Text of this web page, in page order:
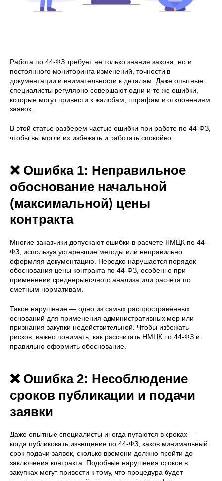
Работа по 44-ФЗ требует не только знания закона, но и
постоянного мониторинга изменений, точности в
документации и внимательности к деталям. Даже опытные
специалисты регулярно совершают одни и те же ошибки,
которые могут привести к жалобам, штрафам и отклонениям
заявок.
В этой статье разберем частые ошибки при работе по 44-ФЗ,
чтобы вы могли их избежать и работать спокойно.
❌ Ошибка 1: Неправильное
обоснование начальной
(максимальной) цены
контракта
Многие заказчики допускают ошибки в расчете НМЦК по 44-
ФЗ, используя устаревшие методы или неправильно
оформляя документацию. Нередко нарушается порядок
обоснования цены контракта по 44-ФЗ, особенно при
применении среднерыночного анализа или расчёта по
сметным нормативам.
Такое нарушение — одно из самых распространённых
оснований для применения административных мер или
признания закупки недействительной. Чтобы избежать
рисков, важно понимать, как рассчитать НМЦК по 44-ФЗ и
правильно оформить обоснование.
❌ Ошибка 2: Несоблюдение
сроков публикации и подачи
заявки
Даже опытные специалисты иногда путаются в сроках —
когда публиковать извещение по 44-ФЗ, каков минимальный
срок подачи заявок, сколько времени должно пройти до
заключения контракта. Подобные нарушения сроков в
закупках могут привести к тому, что процедура будет